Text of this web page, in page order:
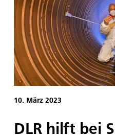
10. März 2023
DLR hilft bei